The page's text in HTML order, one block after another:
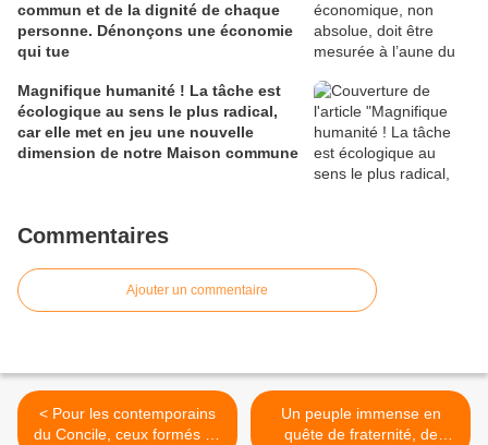
commun et de la dignité de chaque
personne. Dénonçons une économie
qui tue
Magnifique humanité ! La tâche est
écologique au sens le plus radical,
car elle met en jeu une nouvelle
dimension de notre Maison commune
Commentaires
Ajouter un commentaire
< Pour les contemporains
du Concile, ceux formés en
Un peuple immense en
quête de fraternité, de